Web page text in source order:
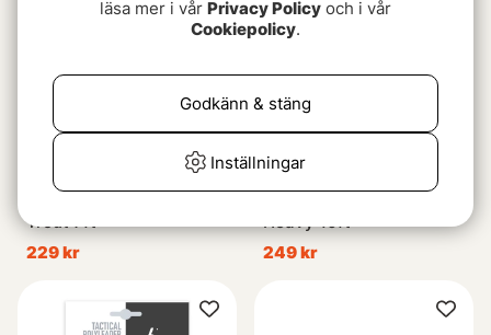
Trout 7ft
229 kr
Heavy 10ft
249 kr
läsa mer i vår Privacy Policy och i vår
Cookiepolicy.
Inställningar
Godkänn & stäng